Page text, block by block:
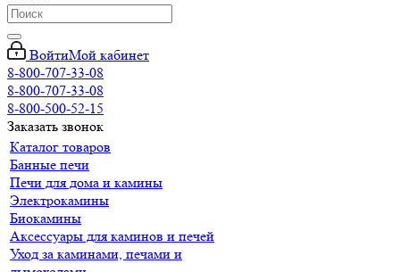
ВойтиМой кабинет
8-800-707-33-08
8-800-707-33-08
8-800-500-52-15
Заказать звонок
Каталог товаров
Банные печи
Печи для дома и камины
Электрокамины
Биокамины
Аксессуары для каминов и печей
Уход за каминами, печами и